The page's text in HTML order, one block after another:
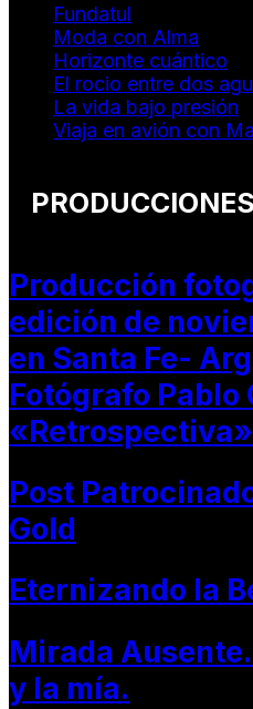
Fundatul
Moda con Alma
Horizonte cuántico
El rocio entre dos
La vida bajo presión
Viaja en avión con
PRODUCCIONES
Producción
edición de
en Santa Fe-
Fotógrafo Pablo
«Retrospectiva»
Post
Gold
Eternizando la
Mirada
y la mía.